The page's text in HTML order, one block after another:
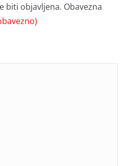
biti objavljena. Obavezna